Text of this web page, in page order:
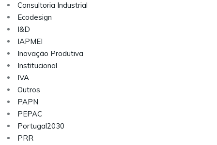
Consultoria Industrial
Ecodesign
I&D
IAPMEI
Inovação Produtiva
Institucional
IVA
Outros
PAPN
PEPAC
Portugal2030
PRR